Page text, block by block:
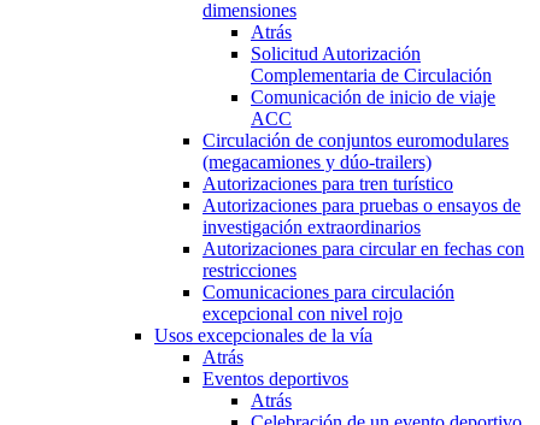
dimensiones
Atrás
Solicitud Autorización
Complementaria de Circulación
Comunicación de inicio de viaje
ACC
Circulación de conjuntos euromodulares
(megacamiones y dúo-trailers)
Autorizaciones para tren turístico
Autorizaciones para pruebas o ensayos de
investigación extraordinarios
Autorizaciones para circular en fechas con
restricciones
Comunicaciones para circulación
excepcional con nivel rojo
Usos excepcionales de la vía
Atrás
Eventos deportivos
Atrás